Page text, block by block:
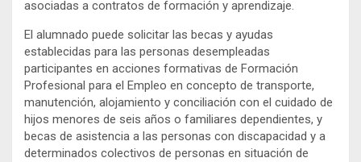
asociadas a contratos de formación y aprendizaje.
El alumnado puede solicitar las becas y ayudas
establecidas para las personas desempleadas
participantes en acciones formativas de Formación
Profesional para el Empleo en concepto de transporte,
manutención, alojamiento y conciliación con el cuidado de
hijos menores de seis años o familiares dependientes, y
becas de asistencia a las personas con discapacidad y a
determinados colectivos de personas en situación de